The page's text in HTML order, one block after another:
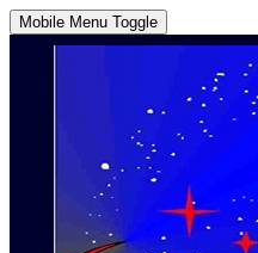
Mobile Menu Toggle